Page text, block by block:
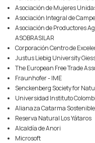
Asociación de Mujeres
Asociación Integral de
Asociación de Productores
ASOBRASILAR
Corporación Centro de
Justus Liebig University
The European Free Trade
Fraunhofer - IME
Senckenberg Society for
Universidad Instituto
Alianaza Catarma Sostenible
Reserva Natural Los Yátaros
Alcaldía de Anori
Microsoft